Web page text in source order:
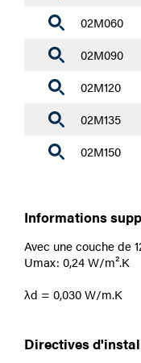
02M060
02M090
02M120
02M135
02M150
Informations
Avec une couche de
Umax: 0,24 W/m².K
λd = 0,030 W/m.K
Directives